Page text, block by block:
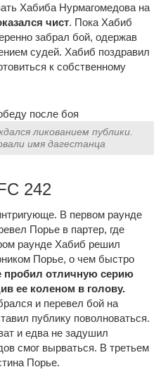
Хабиба Нурмагомедова на
чист. Пока Хабиб
забрал бой, одержав
судей. Хабиб поздравил
к собственному
ликованием публики.
имя дагестанца
242
В первом раунде
Порье в партер, где
раунде Хабиб решил
Порье, о чем быстро
пробил отличную серию
ее коленом в голову.
и перевел бой на
публику поволноваться.
и едва не задушил
смог вырваться. В третьем
Порье.